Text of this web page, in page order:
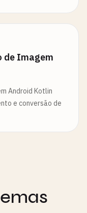
de Imagem
Android Kotlin
e conversão de